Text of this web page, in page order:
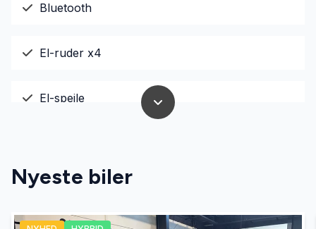
Bluetooth
El-ruder x4
El-spejle
Servostyring
Nyeste biler